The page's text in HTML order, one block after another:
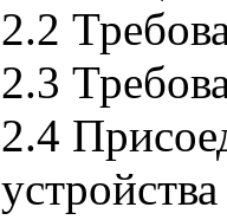
2.2
2.3
2.4